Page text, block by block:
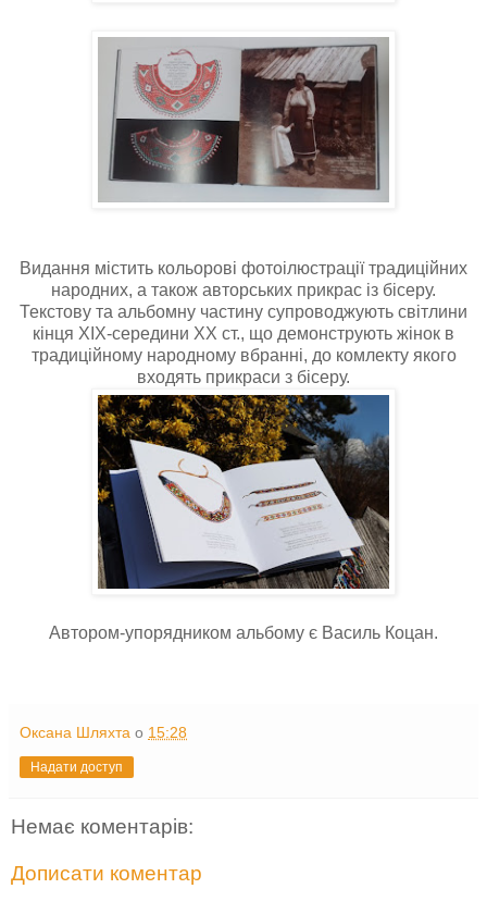
Видання містить кольорові фотоілюстрації традиційних
народних, а також авторських прикрас із бісеру.
Текстову та альбомну частину супроводжують світлини
кінця ХІХ-середини ХХ ст., що демонструють жінок в
традиційному народному вбранні, до комлекту якого
входять прикраси з бісеру.
Автором-упорядником альбому є Василь Коцан.
Оксана Шляхта о 15:28
Надати доступ
Немає коментарів:
Дописати коментар